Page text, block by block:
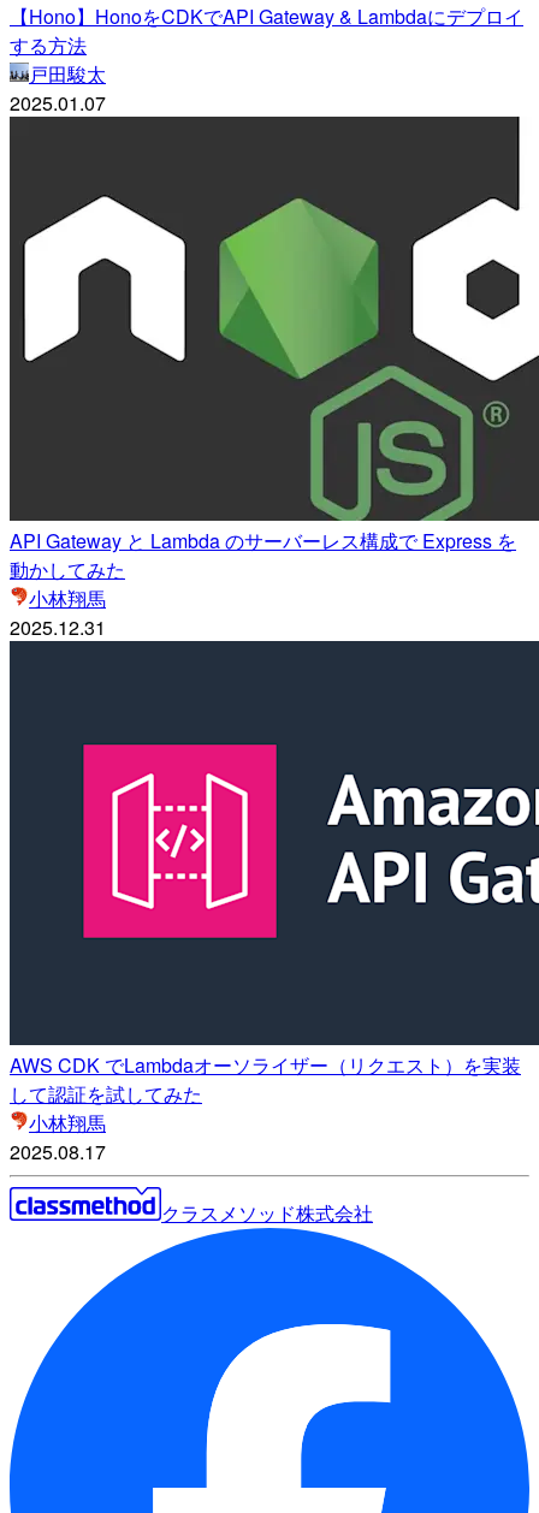
【Hono】HonoをCDKでAPI Gateway & Lambdaにデプロイ
する方法
戸田駿太
2025.01.07
API Gateway と Lambda のサーバーレス構成で Express を
動かしてみた
小林翔馬
2025.12.31
AWS CDK でLambdaオーソライザー（リクエスト）を実装
して認証を試してみた
小林翔馬
2025.08.17
クラスメソッド株式会社